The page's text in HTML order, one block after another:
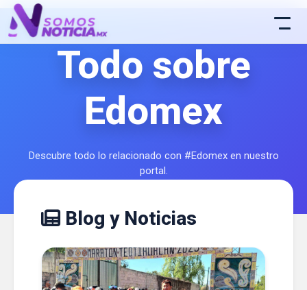
Todo sobre
Edomex
Descubre todo lo relacionado con #Edomex en nuestro
portal.
Blog y Noticias